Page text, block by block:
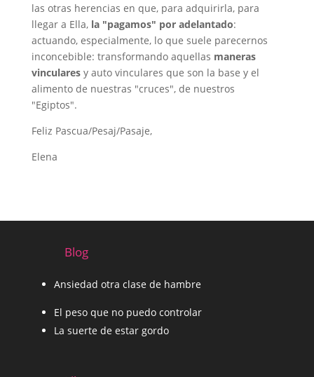
las otras herencias en que, para adquirirla, para
llegar a Ella, la "pagamos" por adelantado:
actuando, especialmente, lo que suele parecernos
inconcebible: transformando aquellas maneras
vincularesy auto vinculares que son la base y el
alimento de nuestras "cruces", de nuestros
"Egiptos".
Feliz Pascua/Pesaj/Pasaje,
Elena
Blog
Ansiedad otra clase de hambre
El peso que no puedo controlar
La suerte de estar gordo